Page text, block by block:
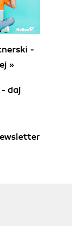
(64)
wydawaj
-
»
daj